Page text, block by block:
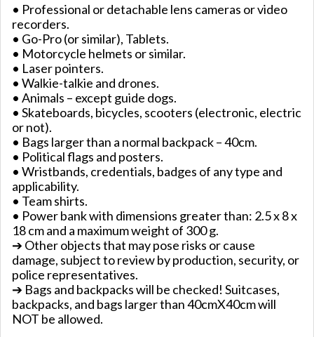
• Professional or detachable lens cameras or video
recorders.
• Go-Pro (or similar), Tablets.
• Motorcycle helmets or similar.
• Laser pointers.
• Walkie-talkie and drones.
• Animals – except guide dogs.
• Skateboards, bicycles, scooters (electronic, electric
or not).
• Bags larger than a normal backpack – 40cm.
• Political flags and posters.
• Wristbands, credentials, badges of any type and
applicability.
• Team shirts.
• Power bank with dimensions greater than: 2.5 x 8 x
18 cm and a maximum weight of 300 g.
➔ Other objects that may pose risks or cause
damage, subject to review by production, security, or
police representatives.
➔ Bags and backpacks will be checked! Suitcases,
backpacks, and bags larger than 40cmX40cm will
NOT be allowed.